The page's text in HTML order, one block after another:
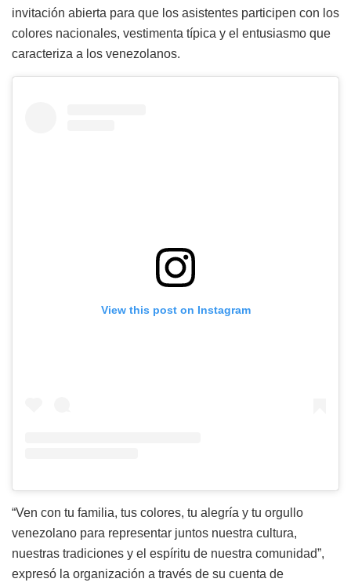
invitación abierta para que los asistentes participen con los
colores nacionales, vestimenta típica y el entusiasmo que
caracteriza a los venezolanos.
View this post on Instagram
“Ven con tu familia, tus colores, tu alegría y tu orgullo
venezolano para representar juntos nuestra cultura,
nuestras tradiciones y el espíritu de nuestra comunidad”,
expresó la organización a través de su cuenta de